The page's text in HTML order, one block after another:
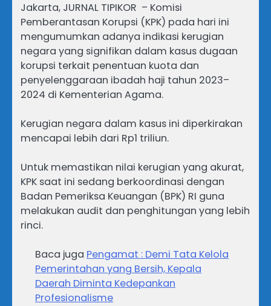
Jakarta, JURNAL TIPIKOR – Komisi
Pemberantasan Korupsi (KPK) pada hari ini
mengumumkan adanya indikasi kerugian
negara yang signifikan dalam kasus dugaan
korupsi terkait penentuan kuota dan
penyelenggaraan ibadah haji tahun 2023–
2024 di Kementerian Agama.
Kerugian negara dalam kasus ini diperkirakan
mencapai lebih dari Rp1 triliun.
Untuk memastikan nilai kerugian yang akurat,
KPK saat ini sedang berkoordinasi dengan
Badan Pemeriksa Keuangan (BPK) RI guna
melakukan audit dan penghitungan yang lebih
rinci.
Baca juga Pengamat : Demi Tata Kelola
Pemerintahan yang Bersih, Kepala
Daerah Diminta Kedepankan
Profesionalisme